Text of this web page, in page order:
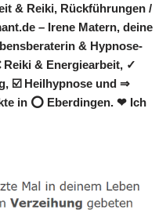
& Reiki, Rückführungen /
– Irene Matern, deine
& Hypnose-
Reiki & Energiearbeit, ✓
☑️ Heilhypnose und ⇒
in ⭕ Eberdingen. ❤ Ich